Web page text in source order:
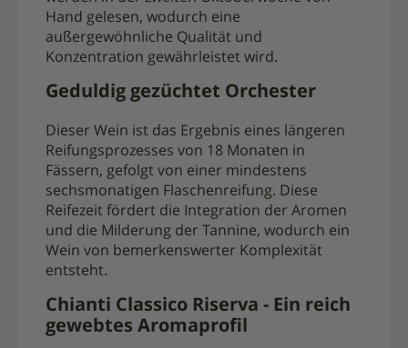
Hand gelesen, wodurch eine
außergewöhnliche Qualität und
Konzentration gewährleistet wird.
Geduldig gezüchtet Orchester
Dieser Wein ist das Ergebnis eines längeren
Reifungsprozesses von 18 Monaten in
Fässern, gefolgt von einer mindestens
sechsmonatigen Flaschenreifung. Diese
Reifezeit fördert die Integration der Aromen
und die Milderung der Tannine, wodurch ein
Wein von bemerkenswerter Komplexität
entsteht.
Chianti Classico Riserva - Ein reich
gewebtes Aromaprofil